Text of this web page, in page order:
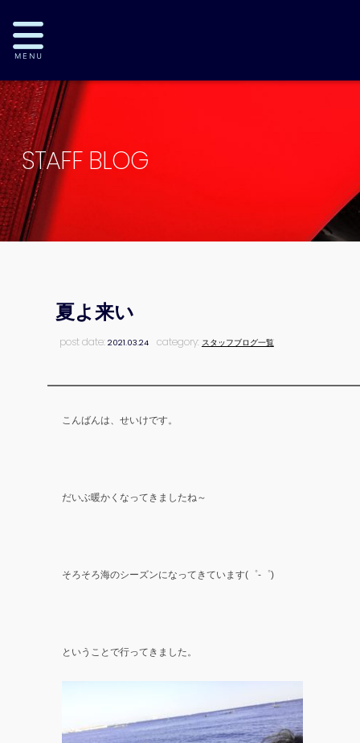
STAFF BLOG
夏よ来い
post date:2021.03.24 category: スタッフブログ一覧
こんばんは、せいけです。
だいぶ暖かくなってきましたね～
そろそろ海のシーズンになってきています(゜-゜)
ということで行ってきました。